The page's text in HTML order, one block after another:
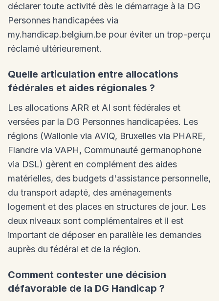
déclarer toute activité dès le démarrage à la DG
Personnes handicapées via
my.handicap.belgium.be pour éviter un trop-perçu
réclamé ultérieurement.
Quelle articulation entre allocations
fédérales et aides régionales ?
Les allocations ARR et AI sont fédérales et
versées par la DG Personnes handicapées. Les
régions (Wallonie via AVIQ, Bruxelles via PHARE,
Flandre via VAPH, Communauté germanophone
via DSL) gèrent en complément des aides
matérielles, des budgets d'assistance personnelle,
du transport adapté, des aménagements
logement et des places en structures de jour. Les
deux niveaux sont complémentaires et il est
important de déposer en parallèle les demandes
auprès du fédéral et de la région.
Comment contester une décision
défavorable de la DG Handicap ?